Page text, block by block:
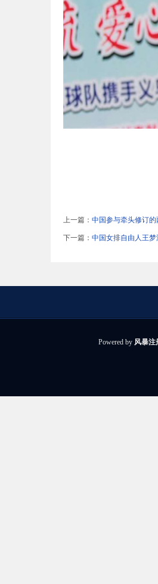
上一篇：中国参与牵头修订
下一篇：中国女排自由人王
Powered by 风暴注